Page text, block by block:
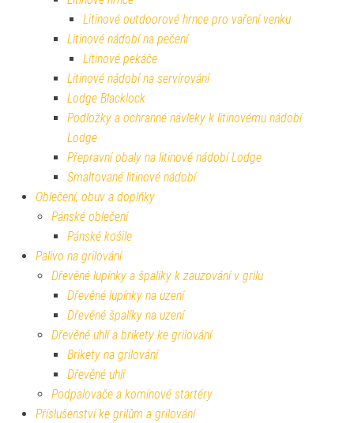
Litinové outdoorové hrnce pro vaření venku
Litinové nádobí na pečení
Litinové pekáče
Litinové nádobí na servírování
Lodge Blacklock
Podložky a ochranné návleky k litinovému nádobí
Lodge
Přepravní obaly na litinové nádobí Lodge
Smaltované litinové nádobí
Oblečení, obuv a doplňky
Pánské oblečení
Pánské košile
Palivo na grilování
Dřevěné lupínky a špalíky k zauzování v grilu
Dřevěné lupínky na uzení
Dřevěné špalíky na uzení
Dřevěné uhlí a brikety ke grilování
Brikety na grilování
Dřevěné uhlí
Podpalovače a komínové startéry
Příslušenství ke grilům a grilování